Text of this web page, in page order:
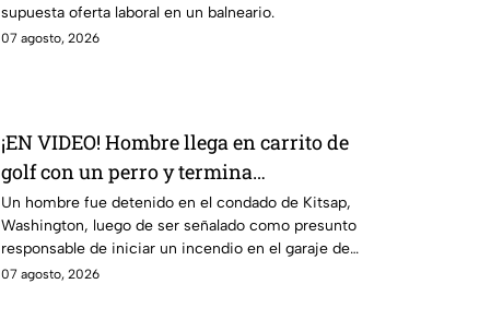
supuesta oferta laboral en un balneario.
07 agosto, 2026
¡EN VIDEO! Hombre llega en carrito de
golf con un perro y termina
DESATANDO inc3ndio en una casa
Un hombre fue detenido en el condado de Kitsap,
Washington, luego de ser señalado como presunto
responsable de iniciar un incendio en el garaje de
una vivienda.
07 agosto, 2026